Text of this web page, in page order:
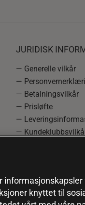
JURIDISK
— Generelle vilkår
—
— Betalningsvilkår
— Prisløfte
—
—
knyttet til